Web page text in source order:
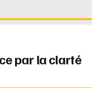
par la clarté